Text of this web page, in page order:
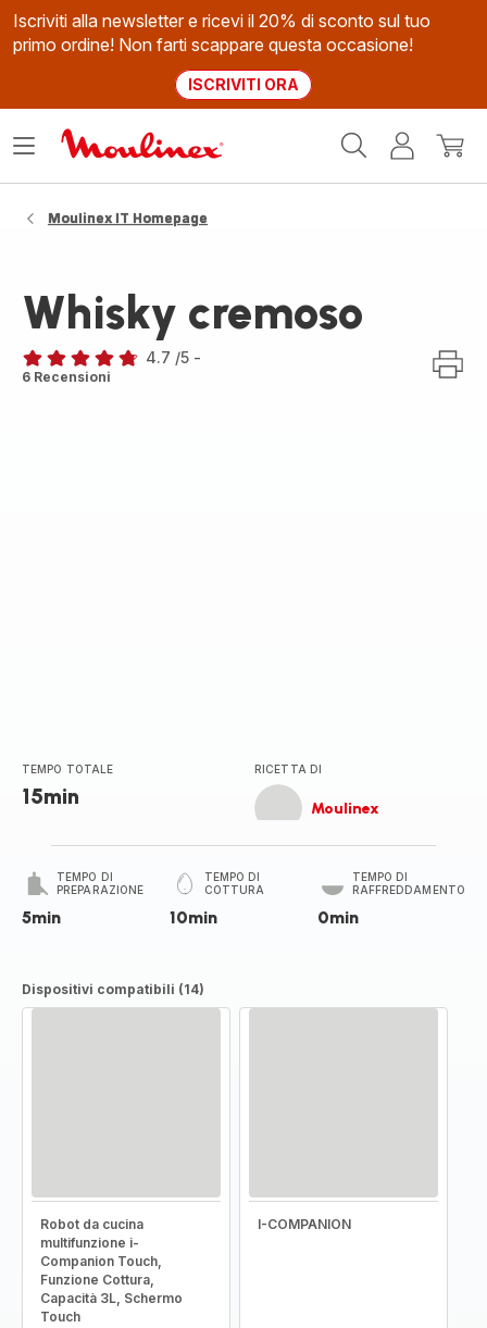
Iscriviti alla newsletter e ricevi il 20% di sconto sul tuo
primo ordine! Non farti scappare questa occasione!
ISCRIVITI ORA
Il
Apri
Moulinex IT Homepage
Whisky cremoso
ratings.4.7
4.7 /5 -
6 Recensioni
TEMPO TOTALE
15min
RICETTA DI
Moulinex
TEMPO DI
PREPARAZIONE
5min
TEMPO DI
COTTURA
10min
TEMPO DI
RAFFREDDAMENTO
0min
Dispositivi compatibili (14)
Robot da cucina
multifunzione i-
Companion Touch,
Funzione Cottura,
Capacità 3L, Schermo
Touch
I-COMPANION